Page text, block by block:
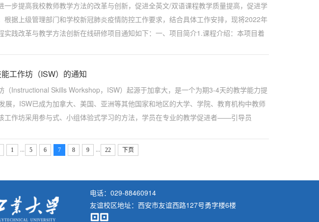
一步提高我校教师教学方法的改革与创新，促进全英文/双语课程教学质量提高，促进学
根据上级管理部门和学校新冠肺炎疫情防控工作要求，结合具体工作安排，现将2022年
实践改革与教学方法创新在线研修项目通知如下：一、项目简介1.课程介绍：本项目着
工作坊（ISW）的通知
（Instructional Skills Workshop，ISW）起源于加拿大，是一个为期3-4天的教学能力提
展，ISW已成为加拿大、美国、亚洲等其他国家和地区的大学、学院、教育机构中教师
工作坊采用参与式、小组体验式学习的方法，学员在专业的教学促进者——引导员
1 5 6 7 8 9 22 下页
电话：029-88460914
友谊校区地址：西安市友谊西路127号勇字楼6楼